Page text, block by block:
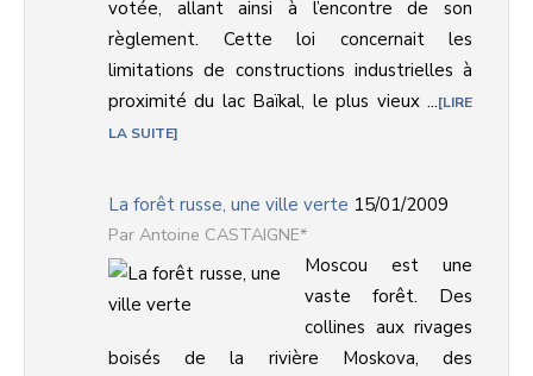
votée, allant ainsi à l’encontre de son
règlement. Cette loi concernait les
limitations de constructions industrielles à
proximité du lac Baïkal, le plus vieux ... LIRE
LA SUITE
La forêt russe, une ville verte 15/01/2009
Antoine CASTAIGNE*
Moscou est une
vaste forêt. Des
collines aux rivages
boisés de la rivière Moskova, des